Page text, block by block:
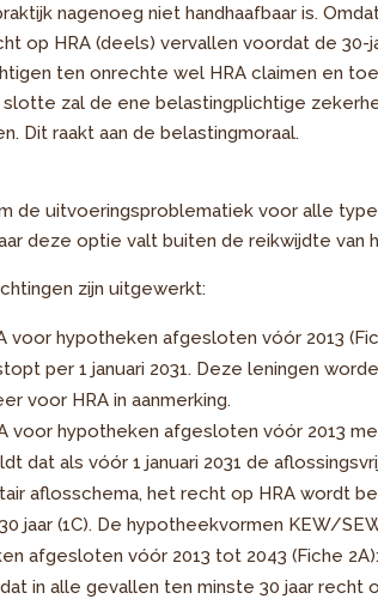
nagenoeg niet handhaafbaar is.
op HRA (deels) vervallen voordat de
ten onrechte wel HRA claimen en
zal de ene belastingplichtige
Dit raakt aan de belastingmoraal.
de uitvoeringsproblematiek voor alle
deze optie valt buiten de reikwijdte van
zijn uitgewerkt:
voor hypotheken afgesloten vóór 2013
per 1 januari 2031. Deze leningen
voor HRA in aanmerking.
voor hypotheken afgesloten vóór 2013
dat als vóór 1 januari 2031 de
aflosschema, het recht op HRA wordt
jaar (1C). De hypotheekvormen KEW/
afgesloten vóór 2013 tot 2043 (Fiche 2A):
in alle gevallen ten minste 30 jaar recht